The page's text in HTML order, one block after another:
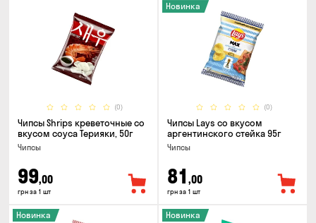
(0)
Чипсы Shrips креветочные со
вкусом соуса Терияки, 50г
Чипсы
99,00
грн за 1 шт
(0)
Новинка
Чипсы Lays со вкусом
аргентинского стейка 95г
Чипсы
81 ,00
грн за 1 шт
Новинка Новинка